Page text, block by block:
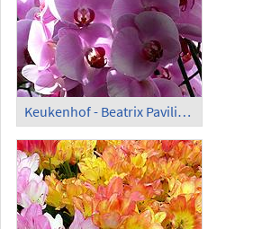
Keukenhof - Beatrix Pavilion; Orchids (9)